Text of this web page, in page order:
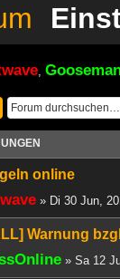
online
» Di 30 Jun,
Warnung
» Sa 12